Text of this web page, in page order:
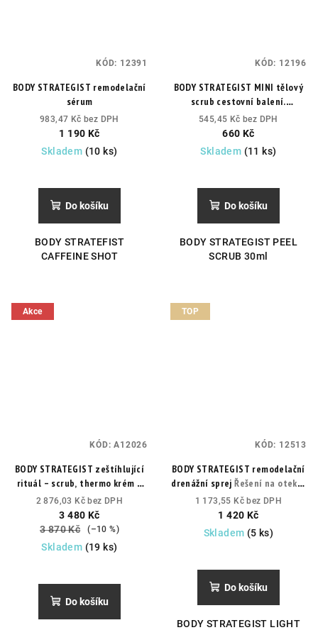
BODY STRATEGIST remodelační
sérum
983,47 Kč bez DPH
1 190 Kč
Skladem (10 ks)
Do košíku
BODY STRATEFIST
CAFFEINE SHOT
KÓD: 12391
BODY STRATEGIST MINI tělový
scrub cestovní balení.
Odstraněním odumřelých buněk
z povrchu pokožky, podporuje
hydrataci a okysličení. Získáte
hedvábně jemnou, obnovenou a
pokožku,
545,45 Kč bez DPH
660 Kč
Skladem (11 ks)
Do košíku
BODY STRATEGIST PEEL
SCRUB 30ml
KÓD: 12196
Akce
BODY STRATEGIST zeštíhlující
rituál – scrub, thermo krém a
kofeinové ampule
2 876,03 Kč bez DPH
3 480 Kč
3 870 Kč
(–10 %)
Skladem (19 ks)
Do košíku
KÓD:A12026
TOP
BODY STRATEGIST remodelační
drenážní sprejŘešení na oteklé
a těžké nohy
1 173,55 Kč bez DPH
1 420 Kč
Skladem (5 ks)
Do košíku
BODY STRATEGIST LIGHT
KÓD: 12513